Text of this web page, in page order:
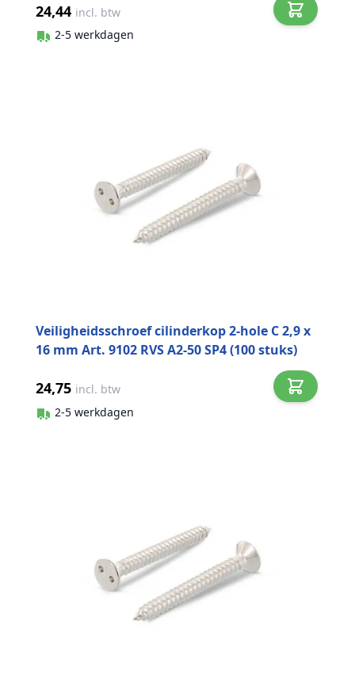
24,44 incl. btw
2-5 werkdagen
Veiligheidsschroef cilinderkop 2-hole C 2,9 x
16 mm Art. 9102 RVS A2-50 SP4 (100 stuks)
24,75 incl. btw
2-5 werkdagen